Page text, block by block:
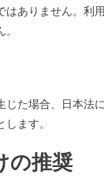
ありません。利
じた場合、日本法
ます。
の推奨